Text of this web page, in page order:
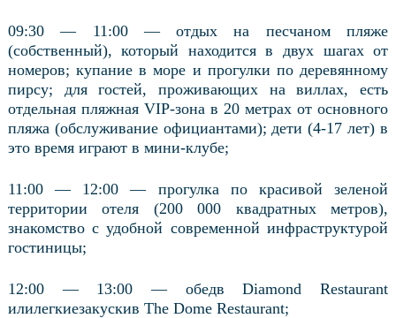
09:30 — 11:00 — отдых на песчаном пляже
(собственный), который находится в двух шагах от
номеров; купание в море и прогулки по деревянному
пирсу; для гостей, проживающих на виллах, есть
отдельная пляжная VIP-зона в 20 метрах от основного
пляжа (обслуживание официантами); дети (4-17 лет) в
это время играют в мини-клубе;
11:00 — 12:00 — прогулка по красивой зеленой
территории отеля (200 000 квадратных метров),
знакомство с удобной современной инфраструктурой
гостиницы;
12:00 — 13:00 — обедв Diamond Restaurant
илилегкиезакускив The Dome Restaurant;